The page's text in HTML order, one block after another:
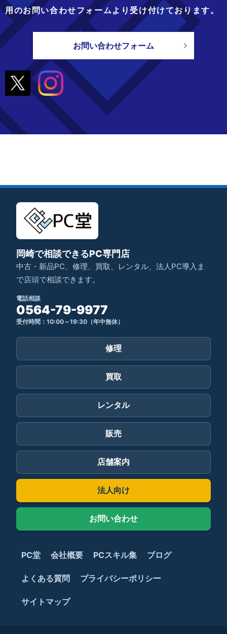
用のお問い合わせフォームより 受け付けております。
お問い合わせフォーム
岡崎で相談できるPC専門店
中古・新品PC、修理、買取、レンタル、法人PC導入ま
で店頭で相談できます。
電話相談
0564-79-9977
受付時間：10:00～19:30（年中無休）
修理
買取
レンタル
販売
店舗案内
法人向け
お問い合わせ
PC堂 会社概要 PCスキル集 ブログ
よくある質問 プライバシーポリシー
サイトマップ